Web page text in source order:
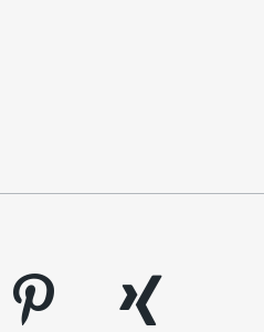
pinterest
xing